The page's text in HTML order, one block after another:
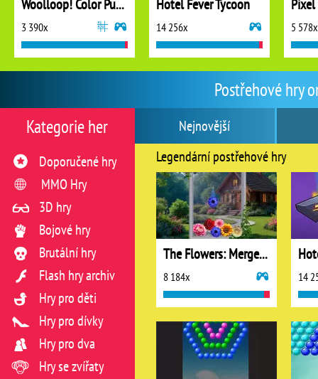
Postřehové hry
Nejnovější
Legendární postřehové hry
The Flowers: Merge and Sell Bouquets
8 184x 14
Kategorie her
Doporučené hry
MMO Hry
3D hry
Bojové hry
Brutální hry
Flash hry archiv
Hry pro děti
Hry pro dívky
Hry pro dva
Hry se zvířaty
Woolloop! Color Puzzle
3 390x
Hotel Fever Tycoon
14 256x 5 578x